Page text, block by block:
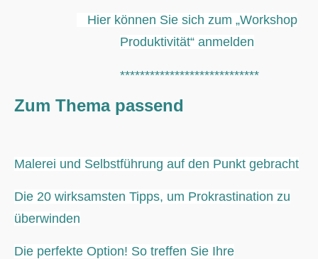
Hier können Sie sich zum „Workshop
Produktivität“ anmelden
****************************
Zum Thema passend
Malerei und Selbstführung auf den Punkt gebracht
Die 20 wirksamsten Tipps, um Prokrastination zu
überwinden
Die perfekte Option! So treffen Sie Ihre